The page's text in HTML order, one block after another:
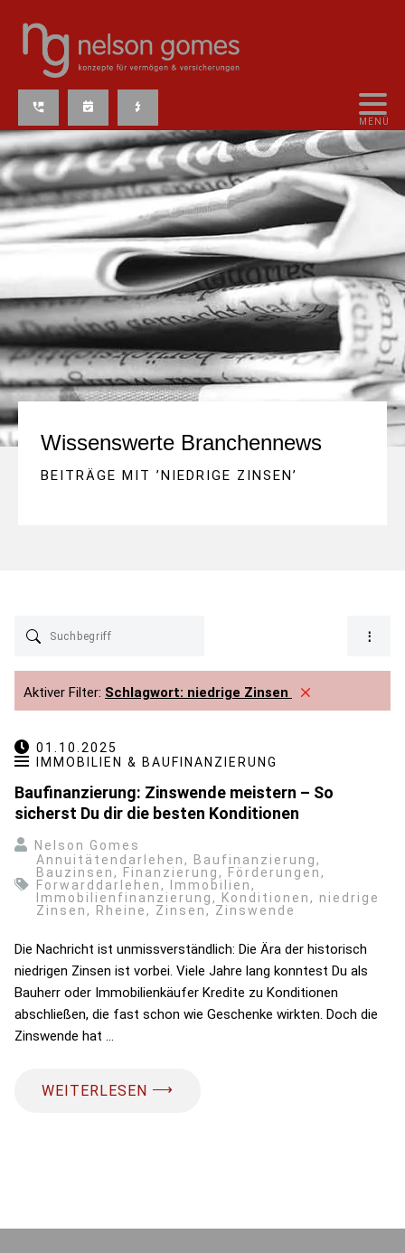
Wissenswerte Branchennews
BEITRÄGE MIT ’NIEDRIGE ZINSEN’
Aktiver Filter: Schlagwort: niedrige Zinsen
01.10.2025
IMMOBILIEN & BAUFINANZIERUNG
Baufinanzierung: Zinswende meistern – So
sicherst Du dir die besten Konditionen
Nelson Gomes
Annuitätendarlehen , Baufinanzierung ,
Bauzinsen , Finanzierung , Förderungen ,
Forwarddarlehen , Immobilien ,
Immobilienfinanzierung , Konditionen , niedrige
Zinsen , Rheine , Zinsen , Zinswende
Die Nachricht ist unmissverständlich: Die Ära der historisch
niedrigen Zinsen ist vorbei. Viele Jahre lang konntest Du als
Bauherr oder Immobilienkäufer Kredite zu Konditionen
abschließen, die fast schon wie Geschenke wirkten. Doch die
Zinswende hat …
WEITERLESEN ⟶